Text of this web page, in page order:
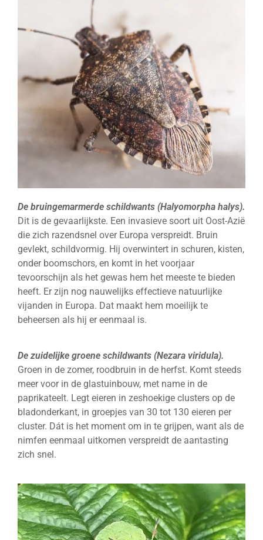
De bruingemarmerde schildwants (Halyomorpha halys).
Dit is de gevaarlijkste. Een invasieve soort uit Oost-Azië
die zich razendsnel over Europa verspreidt. Bruin
gevlekt, schildvormig. Hij overwintert in schuren, kisten,
onder boomschors, en komt in het voorjaar
tevoorschijn als het gewas hem het meeste te bieden
heeft. Er zijn nog nauwelijks effectieve natuurlijke
vijanden in Europa. Dat maakt hem moeilijk te
beheersen als hij er eenmaal is.
De zuidelijke groene schildwants (Nezara viridula).
Groen in de zomer, roodbruin in de herfst. Komt steeds
meer voor in de glastuinbouw, met name in de
paprikateelt. Legt eieren in zeshoekige clusters op de
bladonderkant, in groepjes van 30 tot 130 eieren per
cluster. Dát is het moment om in te grijpen, want als de
nimfen eenmaal uitkomen verspreidt de aantasting
zich snel.